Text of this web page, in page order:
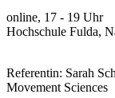
online, 17 - 19 Uhr
Hochschule Fulda,
Referentin: Sarah
Movement Sciences